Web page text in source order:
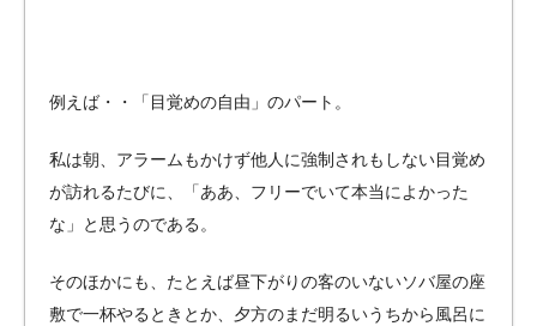
例えば・・「目覚めの自由」のパート。
私は朝、アラームもかけず他人に強制されもしない目覚め
が訪れるたびに、「ああ、フリーでいて本当によかった
な」と思うのである。
そのほかにも、たとえば昼下がりの客のいないソバ屋の座
敷で一杯やるときとか、夕方のまだ明るいうちから風呂に